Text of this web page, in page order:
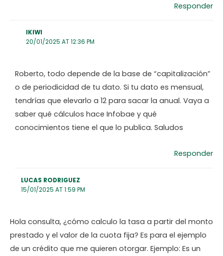
Responder
IKIWI
20/01/2025 AT 12:36 PM
Roberto, todo depende de la base de “capitalización”
o de periodicidad de tu dato. Si tu dato es mensual,
tendrías que elevarlo a 12 para sacar la anual. Vaya a
saber qué cálculos hace Infobae y qué
conocimientos tiene el que lo publica. Saludos
Responder
LUCAS RODRIGUEZ
15/01/2025 AT 1:59 PM
Hola consulta, ¿cómo calculo la tasa a partir del monto
prestado y el valor de la cuota fija? Es para el ejemplo
de un crédito que me quieren otorgar. Ejemplo: Es un